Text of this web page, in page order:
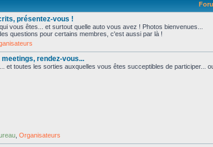
présentez-vous !
vous êtes... et surtout quelle auto vous avez ! Photos bienvenues...
questions pour certains membres, c'est aussi par là !
rendez-vous...
et toutes les sorties auxquelles vous êtes succeptibles de participer...
Organisateurs